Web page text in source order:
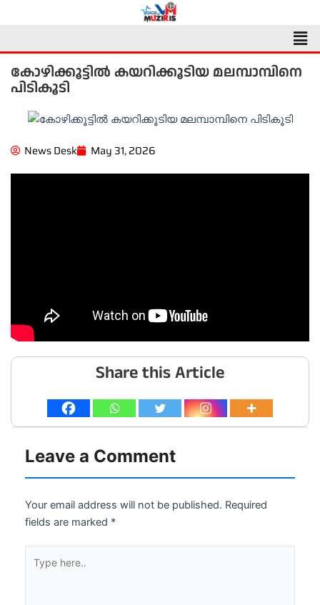
കോഴിക്കൂട്ടിൽ കയറിക്കൂടിയ മലമ്പാമ്പിനെ
പിടികൂടി
News Desk May 31, 2026
Share this Article
Leave a Comment
Your email address will not be published. Required
fields are marked *
here..